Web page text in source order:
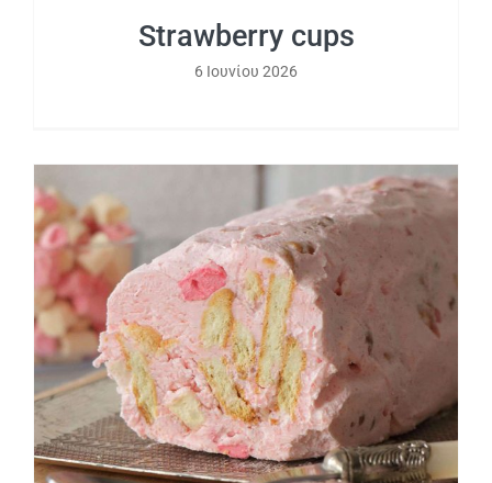
Strawberry cups
6 Ιουνίου 2026
Μωσαϊκό φράουλα